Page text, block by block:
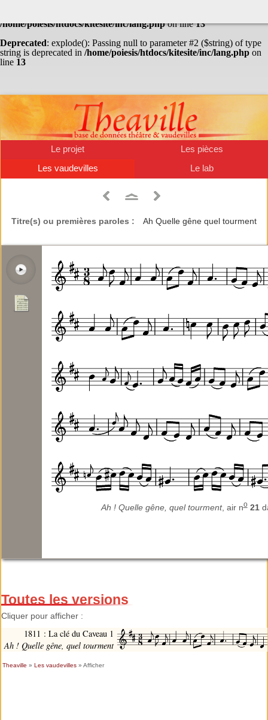
/home/poiesis/htdocs/kitesite/inc/lang.phpon line13
Deprecated: explode(): Passing null to parameter #2 ($string) of type
string is deprecated in /home/poiesis/htdocs/kitesite/inc/lang.php on
line 13
Le projet
Les pièces
Les vaudevilles
Le lab
Titre(s) ou premières paroles : Ah Quelle gêne quel tourment
Ah ! Quelle gêne, quel tourment, air no 21
Toutes les versions
Cliquer pour afficher :
1811 : La clé du Caveau 1
Ah ! Quelle gêne, quel tourment
Theaville » Les vaudevilles» Afficher